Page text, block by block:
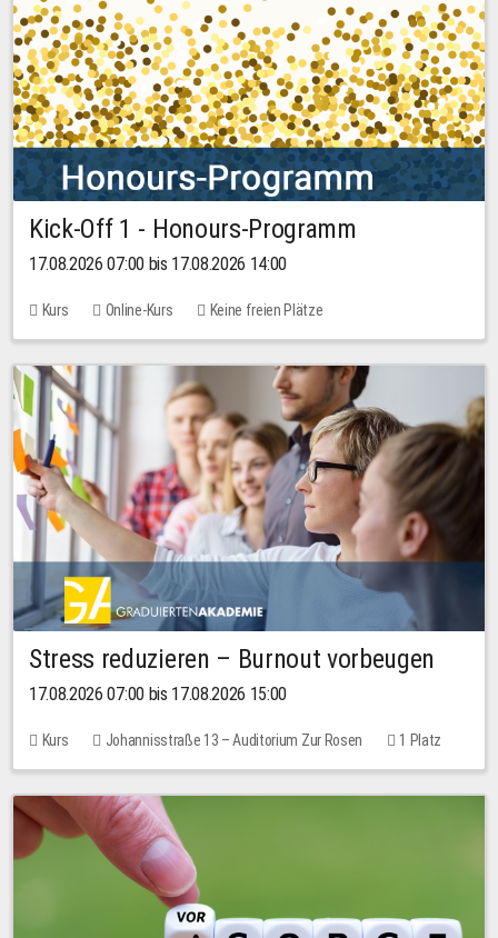
Kick-Off 1 - Honours-Programm
17.08.2026 07:00 bis 17.08.2026 14:00
Kurs Online-Kurs Keine freien Plätze
Stress reduzieren – Burnout vorbeugen
17.08.2026 07:00 bis 17.08.2026 15:00
Kurs Johannisstraße 13 – Auditorium Zur Rosen
1 Platz
10,00 EUR